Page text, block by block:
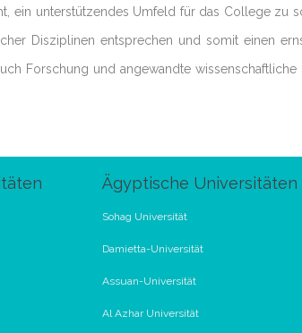
ein unterstützendes Umfeld für das College zu
Disziplinen entsprechen und somit einen
Forschung und angewandte wissenschaftliche
Ägyptische Universitäten
Sohag Universität
Damietta-Universität
Assuan-Universität
Al Azhar Universität